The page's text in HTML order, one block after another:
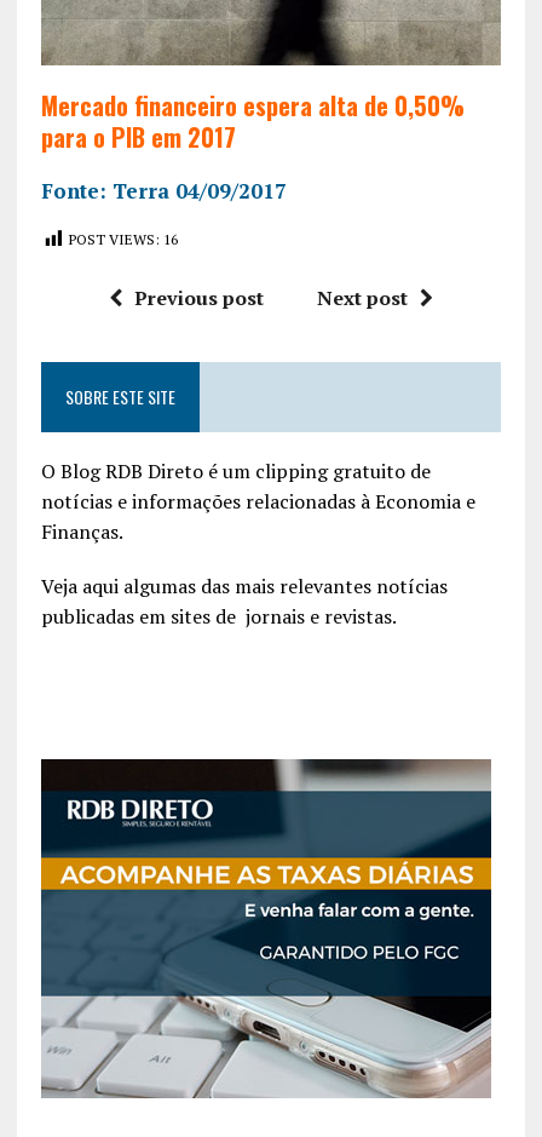
Mercado financeiro espera alta de 0,50%
para o PIB em 2017
Fonte: Terra 04/09/2017
POST VIEWS: 16
Previous post Next post
SOBRE ESTE SITE
O Blog RDB Direto é um clipping gratuito de
notícias e informações relacionadas à Economia e
Finanças.
Veja aqui algumas das mais relevantes notícias
publicadas em sites de jornais e revistas.